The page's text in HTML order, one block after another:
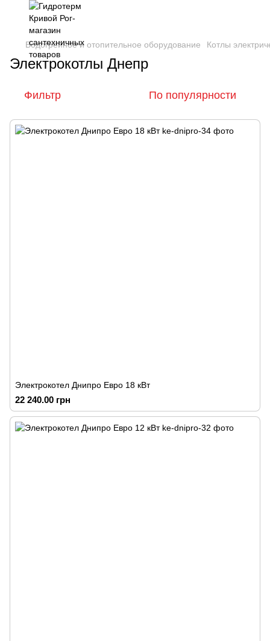
Водогрейное и отопительное оборудование Котлы
Электрокотлы Днепр
Фильтр По популярности
Электрокотел Днипро Евро 18 кВт
22 240.00 грн